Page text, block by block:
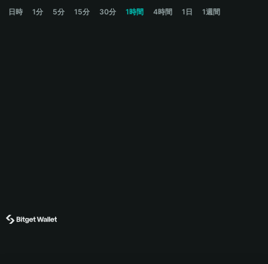
日時 1分 5分 15分 30分 1時間 4時間 1日 1週間